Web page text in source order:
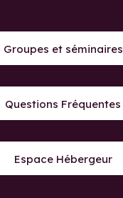
Groupes et séminaires
Questions Fréquentes
Espace Hébergeur